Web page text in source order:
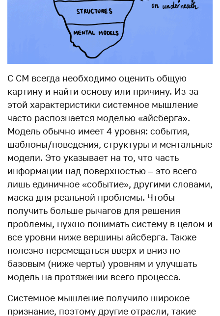
С СМ всегда необходимо оценить общую
картину и найти основу или причину. Из-за
этой характеристики системное мышление
часто распознается моделью «айсберга».
Модель обычно имеет 4 уровня: события,
шаблоны/поведения, структуры и ментальные
модели. Это указывает на то, что часть
информации над поверхностью – это всего
лишь единичное «событие», другими словами,
маска для реальной проблемы. Чтобы
получить больше рычагов для решения
проблемы, нужно понимать систему в целом и
все уровни ниже вершины айсберга. Также
полезно перемещаться вверх и вниз по
базовым (ниже черты) уровням и улучшать
модель на протяжении всего процесса.
Системное мышление получило широкое
признание, поэтому другие отрасли, такие